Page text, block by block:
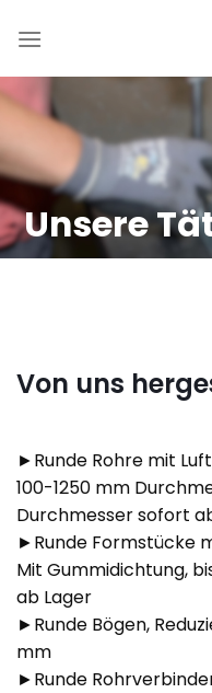
Inhalt
Unsere
Von uns
►Runde Rohre mit
100-1250 mm
Durchmesser sofort
►Runde Formstücke
Mit Gummidichtung,
ab Lager
►Runde Bögen,
mm
►Runde